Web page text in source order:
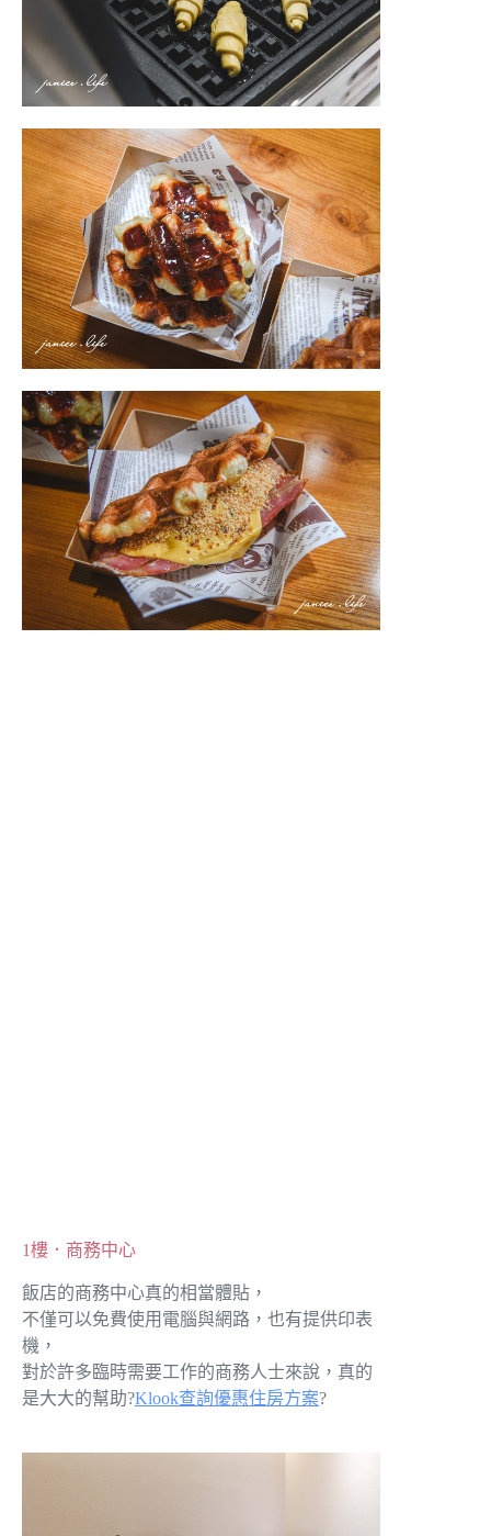
1樓．商務中心
飯店的商務中心真的相當體貼，
不僅可以免費使用電腦與網路，也有提供印表
機，
對於許多臨時需要工作的商務人士來說，真的
是大大的幫助?Klook查詢優惠住房方案?